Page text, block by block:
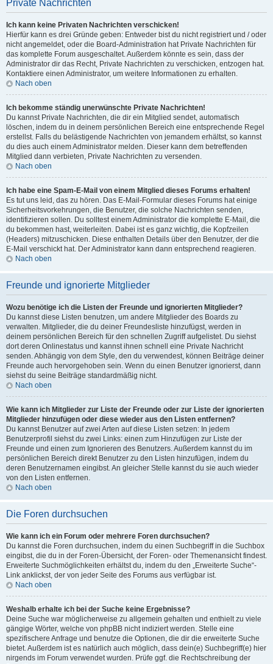
Private Nachrichten
Ich kann keine Privaten Nachrichten verschicken!
Hierfür kann es drei Gründe geben: Entweder bist du nicht registriert und / oder
nicht angemeldet, oder die Board-Administration hat Private Nachrichten für
das komplette Forum ausgeschaltet. Außerdem könnte es sein, dass der
Administrator dir das Recht, Private Nachrichten zu verschicken, entzogen hat.
Kontaktiere einen Administrator, um weitere Informationen zu erhalten.
Nach oben
Ich bekomme ständig unerwünschte Private Nachrichten!
Du kannst Private Nachrichten, die dir ein Mitglied sendet, automatisch
löschen, indem du in deinem persönlichen Bereich eine entsprechende Regel
erstellst. Falls du belästigende Nachrichten von jemandem erhältst, so kannst
du dies auch einem Administrator melden. Dieser kann dem betreffenden
Mitglied dann verbieten, Private Nachrichten zu versenden.
Nach oben
Ich habe eine Spam-E-Mail von einem Mitglied dieses Forums erhalten!
Es tut uns leid, das zu hören. Das E-Mail-Formular dieses Forums hat einige
Sicherheitsvorkehrungen, die Benutzer, die solche Nachrichten senden,
identifizieren sollen. Du solltest einem Administrator die komplette E-Mail, die
du bekommen hast, weiterleiten. Dabei ist es ganz wichtig, die Kopfzeilen
(Headers) mitzuschicken. Diese enthalten Details über den Benutzer, der die
E-Mail verschickt hat. Der Administrator kann dann entsprechend reagieren.
Nach oben
Freunde und ignorierte Mitglieder
Wozu benötige ich die Listen der Freunde und ignorierten Mitglieder?
Du kannst diese Listen benutzen, um andere Mitglieder des Boards zu
verwalten. Mitglieder, die du deiner Freundesliste hinzufügst, werden in
deinem persönlichen Bereich für den schnellen Zugriff aufgelistet. Du siehst
dort deren Onlinestatus und kannst ihnen schnell eine Private Nachricht
senden. Abhängig von dem Style, den du verwendest, können Beiträge deiner
Freunde auch hervorgehoben sein. Wenn du einen Benutzer ignorierst, dann
siehst du seine Beiträge standardmäßig nicht.
Nach oben
Wie kann ich Mitglieder zur Liste der Freunde oder zur Liste der ignorierten
Mitglieder hinzufügen oder diese wieder aus den Listen entfernen?
Du kannst Benutzer auf zwei Arten auf diese Listen setzen: In jedem
Benutzerprofil siehst du zwei Links: einen zum Hinzufügen zur Liste der
Freunde und einen zum Ignorieren des Benutzers. Außerdem kannst du im
persönlichen Bereich direkt Benutzer zu den Listen hinzufügen, indem du
deren Benutzernamen eingibst. An gleicher Stelle kannst du sie auch wieder
von den Listen entfernen.
Nach oben
Die Foren durchsuchen
Wie kann ich ein Forum oder mehrere Foren durchsuchen?
Du kannst die Foren durchsuchen, indem du einen Suchbegriff in die Suchbox
eingibst, die du in der Foren-Übersicht, der Foren- oder Themenansicht findest.
Erweiterte Suchmöglichkeiten erhältst du, indem du den „Erweiterte Suche“-
Link anklickst, der von jeder Seite des Forums aus verfügbar ist.
Nach oben
Weshalb erhalte ich bei der Suche keine Ergebnisse?
Deine Suche war möglicherweise zu allgemein gehalten und enthielt zu viele
gängige Wörter, welche von phpBB nicht indiziert werden. Stelle eine
spezifischere Anfrage und benutze die Optionen, die dir die erweiterte Suche
bietet. Außerdem ist es natürlich auch möglich, dass dein(e) Suchbegriff(e) hier
nirgends im Forum verwendet wurden. Prüfe ggf. die Rechtschreibung der